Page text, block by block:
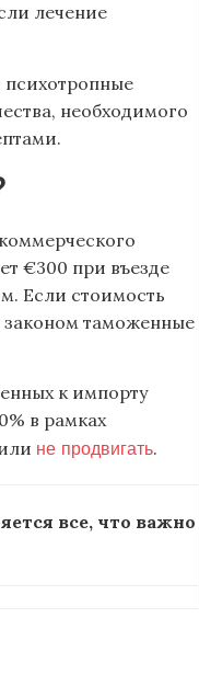
лечение
психотропные
необходимого
€300 при въезде
Если стоимость
законом таможенные
к импорту
в рамках
не продвигать.
все, что важно